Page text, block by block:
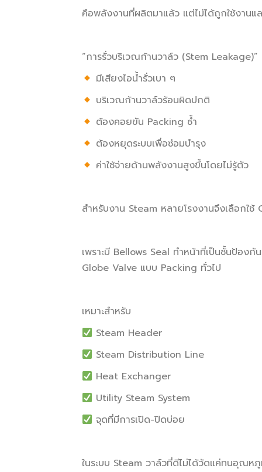
คือพลังงานที่ผลิตมาแล้ว แต่ไม่ได้ถูกใช้งาน
“การรั่วบริเวณก้านวาล์ว (Stem
มีเสียงไอน้ำรั่วเบา ๆ
บริเวณก้านวาล์วร้อนผิดปกติ
ต้องคอยขัน Packing ซ้ำ
ต้องหยุดระบบเพื่อซ่อมบำรุง
ค่าใช้จ่ายด้านพลังงานสูงขึ้นโดยไม่รู้ตัว
สำหรับงาน Steam หลายโรงงานจึงเลือกใ
เพราะมี Bellows Seal ทำหน้าที่เป็นชั้นป้อง
Globe Valve แบบ Packing ทั่วไป
เหมาะสำหรับ
Steam Header
Steam Distribution Line
Heat Exchanger
Utility Steam System
จุดที่มีการเปิด-ปิดบ่อย
ในระบบ Steam วาล์วที่ดีไม่ได้วัดแค่ทนอุณห